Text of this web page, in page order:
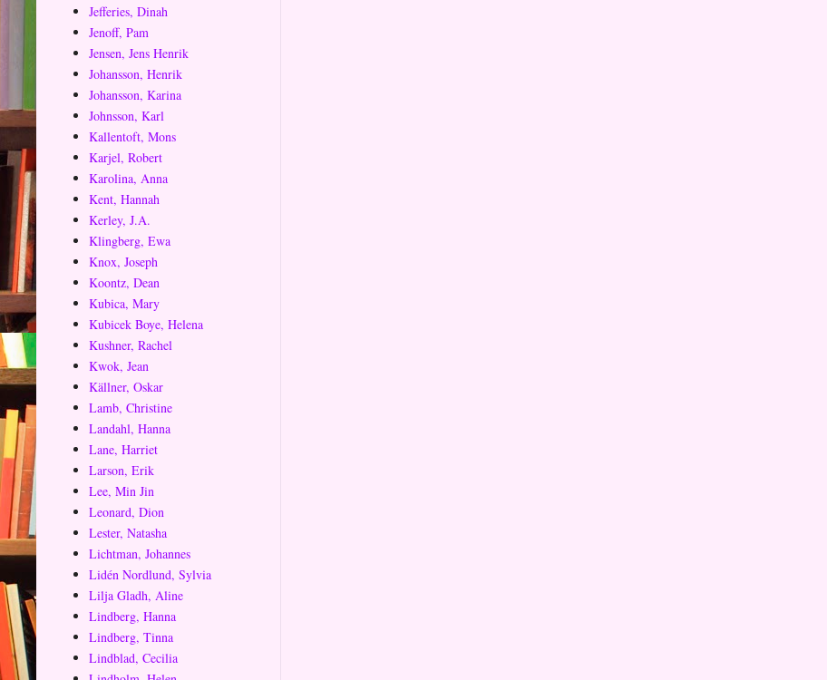
Jefferies, Dinah
Jenoff, Pam
Jensen, Jens Henrik
Johansson, Henrik
Johansson, Karina
Johnsson, Karl
Kallentoft, Mons
Karjel, Robert
Karolina, Anna
Kent, Hannah
Kerley, J.A.
Klingberg, Ewa
Knox, Joseph
Koontz, Dean
Kubica, Mary
Kubicek Boye, Helena
Kushner, Rachel
Kwok, Jean
Källner, Oskar
Lamb, Christine
Landahl, Hanna
Lane, Harriet
Larson, Erik
Lee, Min Jin
Leonard, Dion
Lester, Natasha
Lichtman, Johannes
Lidén Nordlund, Sylvia
Lilja Gladh, Aline
Lindberg, Hanna
Lindberg, Tinna
Lindblad, Cecilia